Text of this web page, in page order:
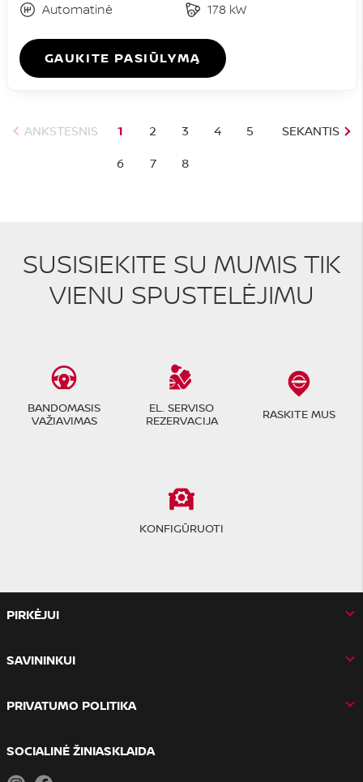
Automatinė
178 kW
GAUKITE PASIŪLYMĄ
ANKSTESNIS SEKANTIS
1 2 3 4
5
6
7 8
SUSISIEKITE SU MUMIS TIK
VIENU SPUSTELĖJIMU
BANDOMASIS
VAŽIAVIMAS
EL. SERVISO
REZERVACIJA
RASKITE MUS
KONFIGŪRUOTI
PIRKĖJUI
SAVININKUI
PRIVATUMO POLITIKA
SOCIALINĖ ŽINIASKLAIDA